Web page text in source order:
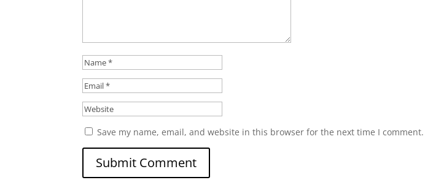
Save my name, email, and website in this browser for the next time I comment.